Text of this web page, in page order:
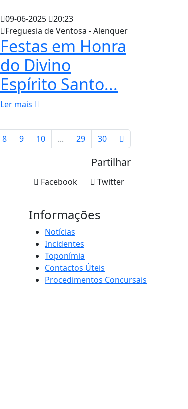
09-06-2025
20:23
Freguesia de Ventosa - Alenquer
Festas em Honra
do Divino
Espírito Santo...
Ler mais
8 9 10 ... 29 30
Partilhar
Twitter
Facebook
Informações
Notícias
Incidentes
Toponímia
Contactos Úteis
Procedimentos Concursais